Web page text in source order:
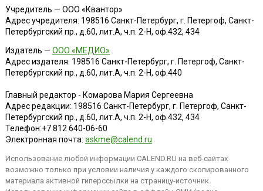
Учредитель — ООО «Квантор»
Адрес учредителя: 198516 Санкт-Петербург, г. Петергоф, Санкт-
Петербургский пр., д.60, лит.А, ч.п. 2-Н, оф.432, 434
Издатель — ООО «МЕДИО»
Адрес издателя: 198516 Санкт-Петербург, г. Петергоф, Санкт-
Петербургский пр., д.60, лит.А, ч.п. 2-Н, оф.440
Главный редактор - Комарова Мария Сергеевна
Адрес редакции: 198516 Санкт-Петербург, г. Петергоф, Санкт-
Петербургский пр., д.60, лит.А, ч.п. 2-Н, оф.432, 434
Телефон:+7 812 640-06-60
Электронная почта: askme@calend.ru
Использование любой информации CALEND.RU на веб-сайтах
возможно только при условии наличия у каждого скопированного
материала активной гиперссылки на страницу-источник.